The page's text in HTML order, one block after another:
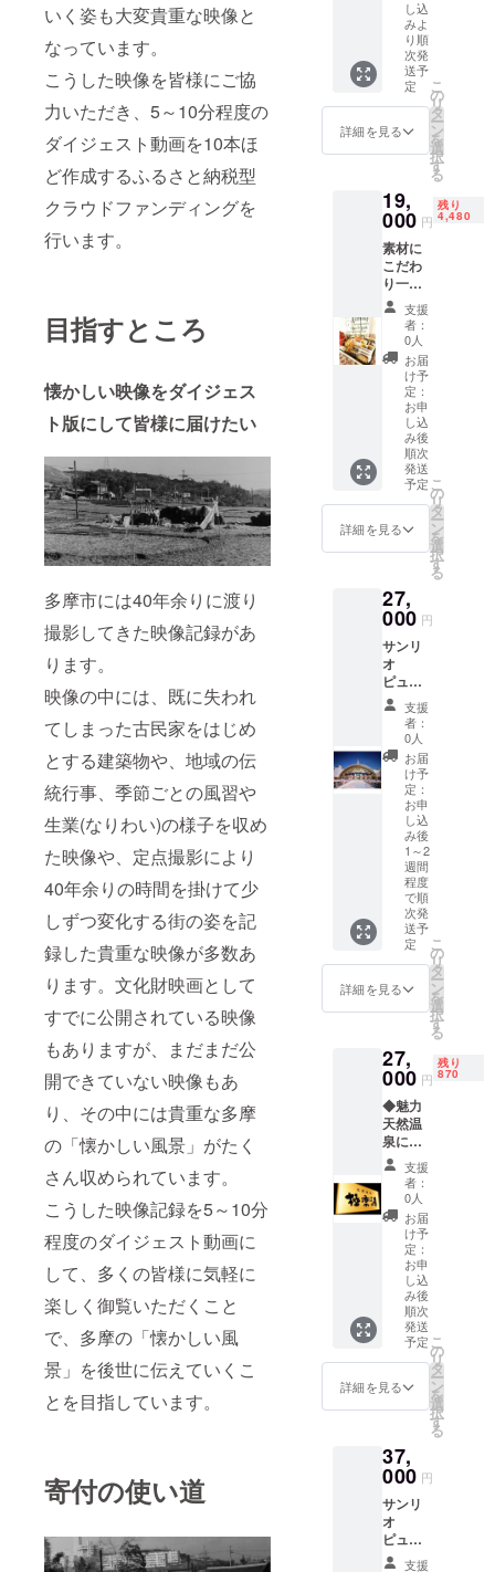
いく姿も大変貴重な映像と
なっています。
こうした映像を皆様にご協
力いただき、5～10分程度の
ダイジェスト動画を10本ほ
ど作成するふるさと納税型
クラウドファンディングを
行います。
目指すところ
懐かしい映像をダイジェス
ト版にして皆様に届けたい
多摩市には40年余りに渡り
撮影してきた映像記録があ
ります。
映像の中には、既に失われ
てしまった古民家をはじめ
とする建築物や、地域の伝
統行事、季節ごとの風習や
生業(なりわい)の様子を収め
た映像や、定点撮影により
40年余りの時間を掛けて少
しずつ変化する街の姿を記
録した貴重な映像が多数あ
ります。文化財映画として
すでに公開されている映像
もありますが、まだまだ公
開できていない映像もあ
り、その中には貴重な多摩
の「懐かしい風景」がたく
さん収められています。
こうした映像記録を5～10分
程度のダイジェスト動画に
して、多くの皆様に気軽に
楽しく御覧いただくこと
で、多摩の「懐かしい風
景」を後世に伝えていくこ
とを目指しています。
寄付の使い道
ランド
竹取の
湯入館
券[入館
チケッ
ト×1]
サービ
都多摩
市
有効期
限:発送
日から
6ヵ月 ■
注意事
項/その
他 ・土
日祝日
関係な
くお使
い頂け
ます。
・寄付
お申し
込み受
待券を
送付い
ご予約
は不要
です
が、入
浴招待
券は必
ずお持
ちくだ
さい。
・ご持
参なし
の場
合、事
由に関
わらず
サービ
スのご
提供が
出来ま
せん。
ご請求
させて
ご利用
の際
は、ご
入館時
にフロ
ントへ
入浴招
待券を
お渡し
下さ
い。 ・
盗難、
紛失の
場合、
再発行
致しか
ねます
のでご
了承下
さい。
の払戻
等は出
来ませ
ん。 ・
本券は
金券で
ありま
レモン
ケー
キ。 有
機アー
モンド
おいし
さを感
モンド
クッ
キー。
素朴で
味わい
深い、
国産大
豆で
作った
おから
を使用
したお
から
クッ
キー。
クッ・
ホロッ
とした
食感
つこく
なく上
品に口
に広が
るブラ
ウン
ボー
ル。 計
6品を入
れた、
定番焼
き菓子
の詰め
合わせ
です。
■生産者
の声
【こだ
わりの
材料】
小麦粉:
ポスト
ハーベ
ストの
内(長
野・群
馬・北
海道)産
を使用
してい
るの
で、お
子様に
も安心
して召
し上
がって
いただ
けま
す。 砂
糖:まろ
風味が
特徴
甘味で
す。 卵:
遺伝子
組み換
え飼料
を使用
ロラン
ドで大
人も子
どもも
楽しも
う!
2023
SANRI
APPRO
VAL
No.P15
10021 ■
お礼品
の内容
につい
て ・サ
ンリオ
ピュー
ロラン
ドデイ
パス
ポート
[1枚]
サービ
都多摩
市
後から3
か月後
の末日
まで ■
注意事
項/その
他 ※寄
付お申
し込み
受付
後、株
式会社
サンリ
オエン
ターテ
イメン
トより
チケッ
トを送
付いた
事前に
来場予
たしま
す。 ※
先着に
て受付
を行
い、定
員に達
した場
合は受
付終了
となり
ます。
各日の
定員数
につき
まして
はお答
えでき
ません
ので、
ださ
い。 ※
チケッ
トは必
ずお持
ちくだ
さい。
ルを
使った
ダコ
ワーズ
など 添
加物を
使わ
ず 材
り方
焼き時
間 全
てにに
こだ
わった
お菓子
達で
す。 一
つ一つ
違うお
菓子を
取り揃
えまし
たので
召し上
がるご
しみが
広がり
フィナ
ン
シェ、
マド
レー
ヌ、
リーフ
パイ、
リーフ
パイシ
ナモ
ン、ダ
コワー
ズ、エ
コッ
セ、リ
ツァー
トル
テ、メ
ズ、
フィナ
コ、
フィナ
ンシェ
フィ
グ、
フィナ
ンシェ
ショコ
ラ、ル
クール
フレー
ズ、
ケーク
オフ
リュ
イ、
ケーク
オラン
ジェ、
ク、ガ
レット
ブルト
ンヌ、
エンガ
ディー
し込
みよ
り順
次発
送予
定
詳細を見る
こ
の
リ
タ
ー
ン
を
選
択
す
る
19,
000 円
残り
4,480
素材に
こだわ
り一つ
一つ丁
寧に心
を込め
てお作
りして
おりま
す。 北
海道産
のバ
ターを
使用
し、き
な小麦
粉を厳
て頂い
ている
新鮮な
卵を混
ぜ合わ
せ平窯
オーブ
ンで
じっく
りと焼
き上げ
まし
た。 マ
ドレー
ヌ、サ
ブレ、
焼き
ドーナ
ツ、
フィナ
ンシェ
で沢山
の「お
感じて
いただ
けま
す。 東
京都多
摩市で
愛され
るお菓
子屋さ
んの人
気の焼
菓子の
詰合せ
です。
<詳細>
サブレ
バニラ
×2 サブ
レ チョ
コチッ
プ ×3 サ
アーモ
ンド ×3
サブレ
ゴマ ×2
サブレ
ショコ
ラ ドラ
支援
者：
0人
お届
け予
定：
お申
し込
み後
順次
発送
予定
詳細を見る
こ
の
リ
タ
ー
ン
を
選
択
す
る
27,
000 円
サンリ
オ
ピュー
ロラン
ドデイ
パス
ポート
(大小人
シニア
共通)が
2枚 ハ
ローキ
ティや
マイメ
ロディ
をはじ
めとし
た、た
くさん
の人気
サンリ
オキャ
ターと
ふれあ
える
テーマ
パーク!
全館屋
内型施
設だか
ら、雨
が降っ
ても大
丈夫!1
日中快
適に過
ごせる
よ♪
ピュー
ロラン
人も子
どもも
2023
SANRI
O CO.,
LTD.
APPRO
VAL
No.P15
支援
者：
0人
お届
け予
定：
お申
し込
み後
1～2
週間
程度
で順
次発
送予
定
詳細を見る
こ
の
リ
タ
ー
ン
を
選
択
す
る
27,
000 円
残り
870
◆魅力
天然温
泉に炭
酸を溶
け込ま
せた
「金色
の炭酸
泉」/男
性限定
の30分
に一度
のオー
トロウ
リュウ
定ReFa
シャ
全箇所
導入 ◆
温泉 地
下
1,500m
から汲
み上げ
支援
者：
0人
お届
け予
定：
お申
し込
み後
順次
発送
予定
詳細を見る
こ
の
リ
タ
ー
ン
を
選
択
す
る
37,
000 円
サンリ
オ
ピュー
ロラン
支援